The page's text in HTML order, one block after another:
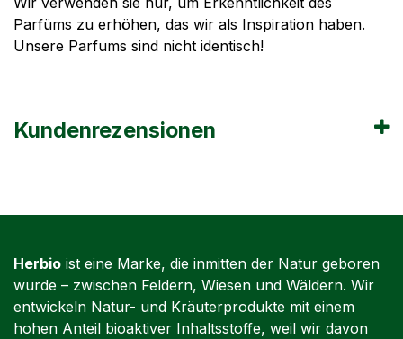
Parfüms zu erhöhen, das wir als Inspiration haben.
Unsere Parfums sind nicht identisch!
Kundenrezensionen
Herbio ist eine Marke, die inmitten der Natur geboren
wurde – zwischen Feldern, Wiesen und Wäldern. Wir
entwickeln Natur- und Kräuterprodukte mit einem
hohen Anteil bioaktiver Inhaltsstoffe, weil wir davon